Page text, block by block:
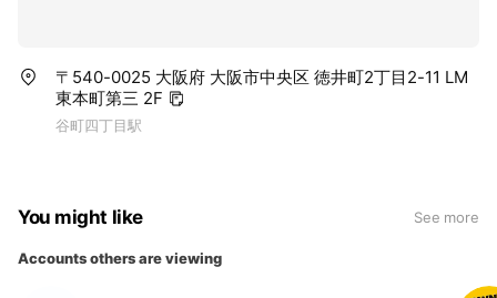
〒540-0025 大阪府 大阪市中央区 徳井町2丁目2-11 LM
東本町第三 2F
谷町四丁目駅
You might like See more
Accounts others are viewing